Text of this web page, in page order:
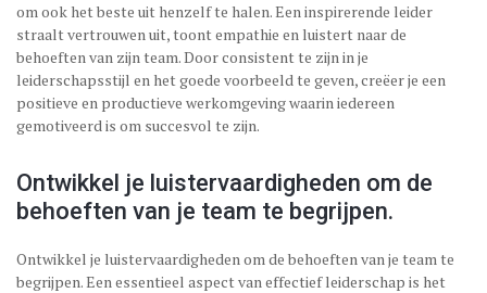
om ook het beste uit henzelf te halen. Een inspirerende leider
straalt vertrouwen uit, toont empathie en luistert naar de
behoeften van zijn team. Door consistent te zijn in je
leiderschapsstijl en het goede voorbeeld te geven, creëer je een
positieve en productieve werkomgeving waarin iedereen
gemotiveerd is om succesvol te zijn.
Ontwikkel je luistervaardigheden om de
behoeften van je team te begrijpen.
Ontwikkel je luistervaardigheden om de behoeften van je team te
begrijpen. Een essentieel aspect van effectief leiderschap is het